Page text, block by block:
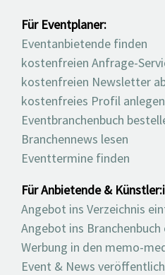
Für Eventplaner:
Eventanbietende finden
kostenfreien Anfrage-
kostenfreien Newsletter
kostenfreies Profil anlegen
Eventbranchenbuch
Branchennews lesen
Eventtermine finden
Für Anbietende &
Angebot ins Verzeichnis
Angebot ins
Werbung in den memo-
Event & News